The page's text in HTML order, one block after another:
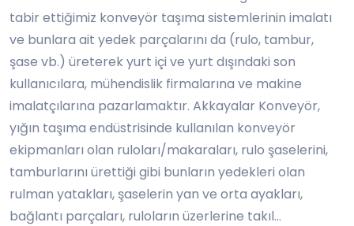
tabir ettiğimiz konveyör taşıma sistemlerinin imalatı
ve bunlara ait yedek parçalarını da (rulo, tambur,
şase vb.) üreterek yurt içi ve yurt dışındaki son
kullanıcılara, mühendislik firmalarına ve makine
imalatçılarına pazarlamaktır. Akkayalar Konveyör,
yığın taşıma endüstrisinde kullanılan konveyör
ekipmanları olan ruloları/makaraları, rulo şaselerini,
tamburlarını ürettiği gibi bunların yedekleri olan
rulman yatakları, şaselerin yan ve orta ayakları,
bağlantı parçaları, ruloların üzerlerine takıl...